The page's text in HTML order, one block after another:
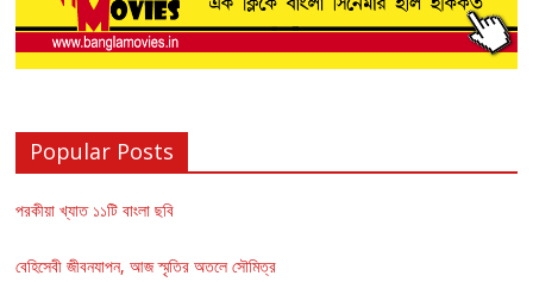
Popular Posts
পরকীয়া খ্যাত ১১টি বাংলা ছবি
বেহিসেবী জীবনযাপন, আজ স্মৃতির অতলে সৌমিত্র